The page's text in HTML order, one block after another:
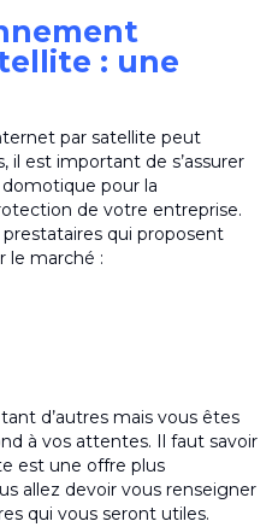
: une
par satellite peut
il est important de s’assurer
domotique pour la
de votre entreprise.
prestataires qui proposent
le marché :
d’autres mais vous êtes
à vos attentes. Il faut savoir
est une offre plus
allez devoir vous renseigner
qui vous seront utiles.